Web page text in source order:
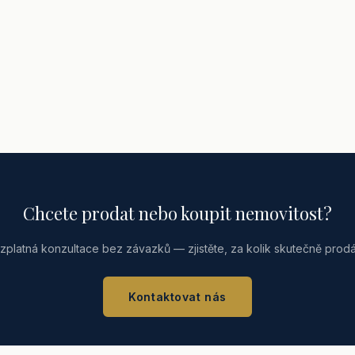
Chcete prodat nebo koupit nemovitost?
konzultace bez závazků — zjistěte, za kolik skutečně
Kontaktovat nás